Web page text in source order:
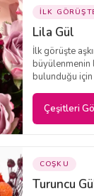
İLK
Lila Gül
İlk görüşte
büyülenmenin
bulunduğu
Çeşitleri
COŞKU
Turuncu